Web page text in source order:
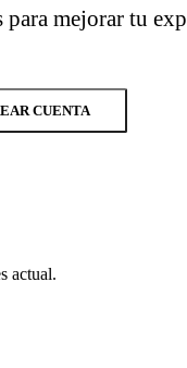
mejorar tu
CUENTA
actual.